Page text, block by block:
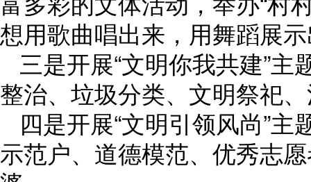
想用歌曲唱出来，用舞蹈展
三是开展“文明你我共建”
整治、垃圾分类、文明祭祀
四是开展“文明引领风尚”主
示范户、道德模范、优秀志